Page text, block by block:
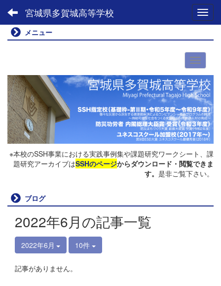
宮城県多賀城高等学校
メニュー
※本校のSSH事業における実践事例集や課題研究ワークシート、課
題研究アーカイブはSSHのページからダウンロード・閲覧できま
す。 是非ご覧下さい。
ブログ
2022年6月の記事一覧
2022年6月 10件
記事がありません。